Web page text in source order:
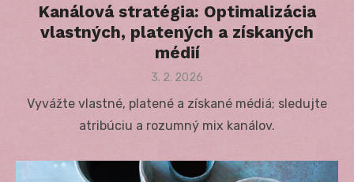
Kanálová stratégia: Optimalizácia
vlastných, platených a získaných
médií
Posted
3. 2. 2026
Vyvážte vlastné, platené a získané médiá; sledujte
atribúciu a rozumný mix kanálov.